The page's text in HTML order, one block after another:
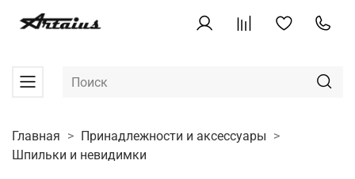
Главная
Принадлежности и аксессуары
Шпильки и невидимки